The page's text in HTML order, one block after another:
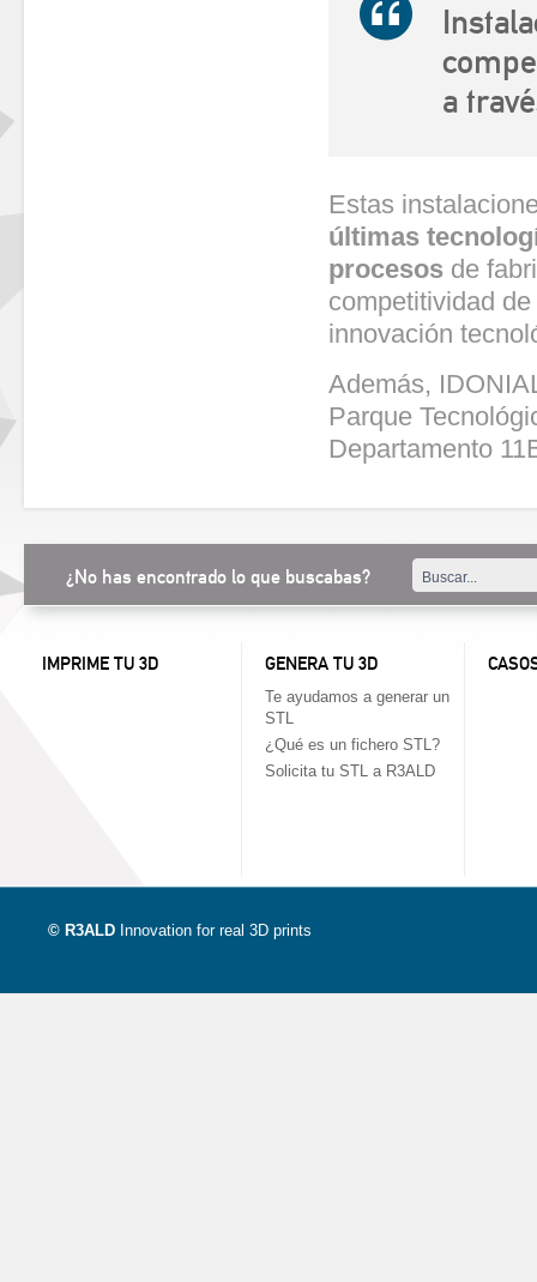
a
Estas
últimas
procesosde
competitividad
innovación
Además,
Parque
Departamento
¿No has encontrado lo que buscabas?
IMPRIME TU 3D GENERA TU 3D
Te ayudamos a generar un
STL
¿Qué es un fichero STL?
Solicita tu STL a R3ALD
© R3ALD Innovation for real 3D prints